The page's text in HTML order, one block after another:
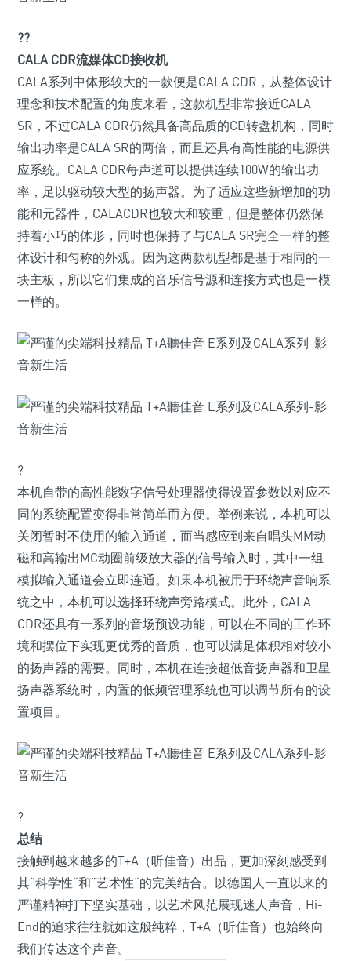
??
CALA CDR流媒体CD接收机
CALA系列中体形较大的一款便是CALA CDR，从整体设计
理念和技术配置的角度来看，这款机型非常接近CALA
SR，不过CALA CDR仍然具备高品质的CD转盘机构，同时
输出功率是CALA SR的两倍，而且还具有高性能的电源供
应系统。CALA CDR每声道可以提供连续100W的输出功
率，足以驱动较大型的扬声器。为了适应这些新增加的功
能和元器件，CALACDR也较大和较重，但是整体仍然保
持着小巧的体形，同时也保持了与CALA SR完全一样的整
体设计和匀称的外观。因为这两款机型都是基于相同的一
块主板，所以它们集成的音乐信号源和连接方式也是一模
一样的。
?
本机自带的高性能数字信号处理器使得设置参数以对应不
同的系统配置变得非常简单而方便。举例来说，本机可以
关闭暂时不使用的输入通道，而当感应到来自唱头MM动
磁和高输出MC动圈前级放大器的信号输入时，其中一组
模拟输入通道会立即连通。如果本机被用于环绕声音响系
统之中，本机可以选择环绕声旁路模式。此外，CALA
CDR还具有一系列的音场预设功能，可以在不同的工作环
境和摆位下实现更优秀的音质，也可以满足体积相对较小
的扬声器的需要。同时，本机在连接超低音扬声器和卫星
扬声器系统时，内置的低频管理系统也可以调节所有的设
置项目。
?
总结
接触到越来越多的T+A（听佳音）出品，更加深刻感受到
其“科学性“和”艺术性“的完美结合。以德国人一直以来的
严谨精神打下坚实基础，以艺术风范展现迷人声音，Hi-
End的追求往往就如这般纯粹，T+A（听佳音）也始终向
我们传达这个声音。